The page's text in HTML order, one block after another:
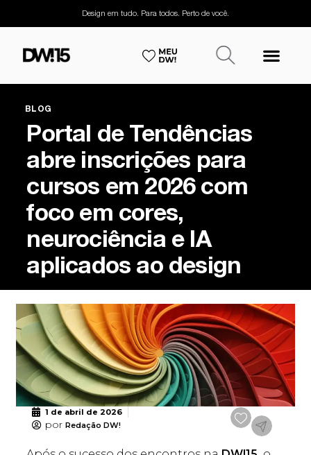
Design em tudo. Para todos. Perto de você.
BLOG
Portal de Tendências
abre inscrições para
cursos em 2026 com
foco em cores,
neurociência e IA
aplicados ao design
1 de abril de 2026
por Redação DW!